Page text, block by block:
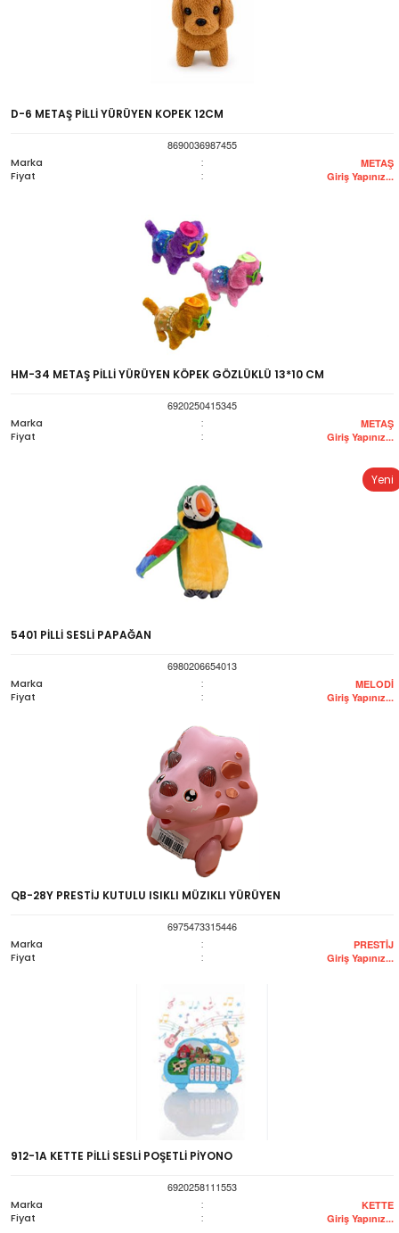
D-6 METAŞ PİLLİ YÜRÜYEN KOPEK 12CM
8690036987455
Marka
: METAŞ
Fiyat : Giriş Yapınız...
HM-34 METAŞ PİLLİ YÜRÜYEN KÖPEK GÖZLÜKLÜ 13*10 CM
6920250415345
Marka
: METAŞ
Fiyat : Giriş Yapınız...
Yeni
5401 PİLLİ SESLİ PAPAĞAN
6980206654013
Marka
: MELODİ
Fiyat : Giriş Yapınız...
QB-28Y PRESTİJ KUTULU ISIKLI MÜZIKLI YÜRÜYEN
6975473315446
Marka
: PRESTİJ
Fiyat : Giriş Yapınız...
912-1A KETTE PİLLİ SESLİ POŞETLİ PİYONO
6920258111553
Marka
: KETTE
Fiyat : Giriş Yapınız...